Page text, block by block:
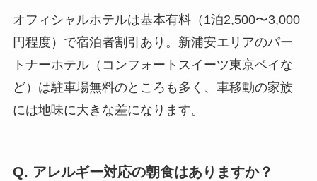
オフィシャルホテルは基本有料（1泊2,500〜3,000
円程度）で宿泊者割引あり。新浦安エリアのパー
トナーホテル（コンフォートスイーツ東京ベイな
ど）は駐車場無料のところも多く、車移動の家族
には地味に大きな差になります。
Q. アレルギー対応の朝食はありますか？